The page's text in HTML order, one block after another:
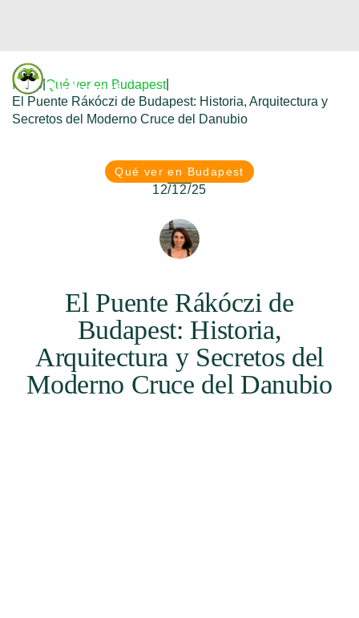
Budapest
Inicio|Qué ver en Budapest|
El Puente Rákóczi de Budapest: Historia, Arquitectura y
Secretos del Moderno Cruce del Danubio
Qué ver en Budapest
12/12/25
El Puente Rákóczi de
Budapest: Historia,
Arquitectura y Secretos del
Moderno Cruce del Danubio